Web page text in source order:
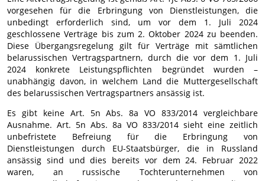
vorgesehen für die Erbringung von Dienstleistungen, die
unbedingt erforderlich sind, um vor dem 1. Juli 2024
geschlossene Verträge bis zum 2. Oktober 2024 zu beenden.
Diese Übergangsregelung gilt für Verträge mit sämtlichen
belarussischen Vertragspartnern, durch die vor dem 1. Juli
2024 konkrete Leistungspflichten begründet wurden –
unabhängig davon, in welchem Land die Muttergesellschaft
des belarussischen Vertragspartners ansässig ist.
Es gibt keine Art. 5n Abs. 8a VO 833/2014 vergleichbare
Ausnahme. Art. 5n Abs. 8a VO 833/2014 sieht eine zeitlich
unbefristete Befreiung für die Erbringung von
Dienstleistungen durch EU-Staatsbürger, die in Russland
ansässig sind und dies bereits vor dem 24. Februar 2022
waren, an russische Tochterunternehmen von